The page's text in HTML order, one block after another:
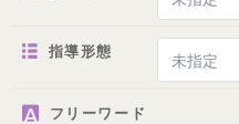
指導形態
フリーワード